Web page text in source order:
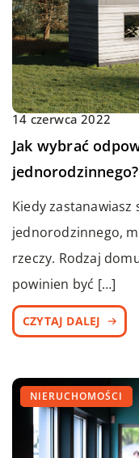
14 czerwca 2022
Jak wybrać
jednorodzinnego?
Kiedy
jednorodzinnego,
rzeczy. Rodzaj
powinien być […]
CZYTAJ DALEJ
NIERUCHOMOŚCI